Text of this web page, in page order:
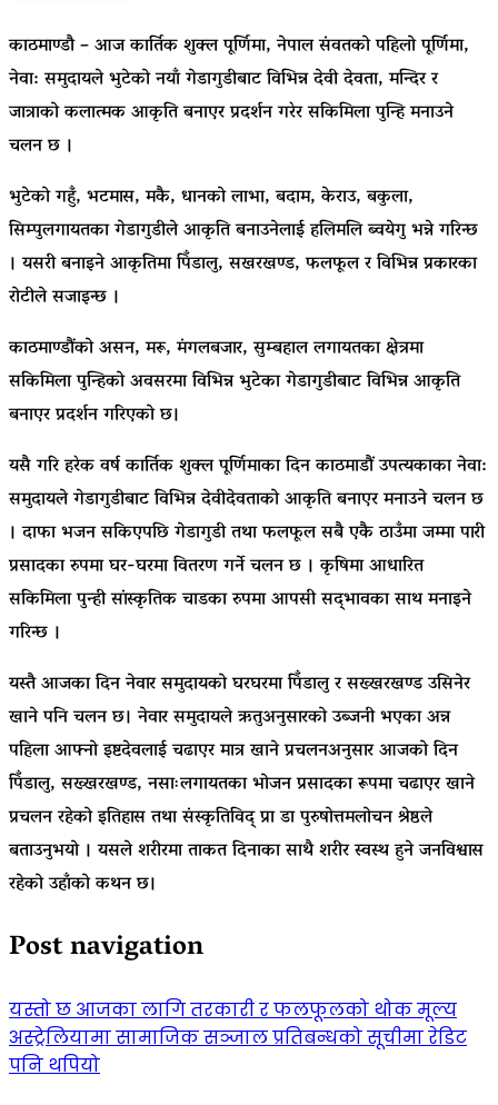
काठमाण्डौ – आज कार्तिक शुक्ल पूर्णिमा, नेपाल संवतको पहिलो पूर्णिमा,
नेवा: समुदायले भुटेको नयाँ गेडागुडीबाट विभिन्न देवी देवता, मन्दिर र
जात्राको कलात्मक आकृति बनाएर प्रदर्शन गरेर सकिमिला पुन्हि मनाउने
चलन छ ।
भुटेको गहुँ, भटमास, मकै, धानको लाभा, बदाम, केराउ, बकुला,
सिम्पुलगायतका गेडागुडीले आकृति बनाउनेलाई हलिमलि ब्वयेगु भन्ने गरिन्छ
। यसरी बनाइने आकृतिमा पिँडालु, सखरखण्ड, फलफूल र विभिन्न प्रकारका
रोटीले सजाइन्छ ।
काठमाण्डाैंको असन, मरू, मंगलबजार, सुम्बहाल लगायतका क्षेत्रमा
सकिमिला पुन्हिको अवसरमा विभिन्न भुटेका गेडागुडीबाट विभिन्न आकृति
बनाएर प्रदर्शन गरिएको छ।
यसै गरि हरेक वर्ष कार्तिक शुक्ल पूर्णिमाका दिन काठमाडौं उपत्यकाका नेवा:
समुदायले गेडागुडीबाट विभिन्न देवीदेवताको आकृति बनाएर मनाउने चलन छ
। दाफा भजन सकिएपछि गेडागुडी तथा फलफूल सबै एकै ठाउँमा जम्मा पारी
प्रसादका रुपमा घर-घरमा वितरण गर्ने चलन छ । कृषिमा आधारित
सकिमिला पुन्ही सांस्कृतिक चाडका रुपमा आपसी सद्‌भावका साथ मनाइने
गरिन्छ ।
यस्तै आजका दिन नेवार समुदायको घरघरमा पिँडालु र सख्खरखण्ड उसिनेर
खाने पनि चलन छ। नेवार समुदायले ऋतुअनुसारको उब्जनी भएका अन्न
पहिला आफ्नो इष्टदेवलाई चढाएर मात्र खाने प्रचलनअनुसार आजको दिन
पिँडालु, सख्खरखण्ड, नसाःलगायतका भोजन प्रसादका रूपमा चढाएर खाने
प्रचलन रहेको इतिहास तथा संस्कृतिविद् प्रा डा पुरुषोत्तमलोचन श्रेष्ठले
बताउनुभयो । यसले शरीरमा ताकत दिनाका साथै शरीर स्वस्थ हुने जनविश्वास
रहेको उहाँको कथन छ।
Post navigation
यस्तो छ आजका लागि तरकारी र फलफूलको थोक मूल्य
अस्ट्रेलियामा सामाजिक सञ्जाल प्रतिबन्धको सूचीमा रेडिट
पनि थपियो